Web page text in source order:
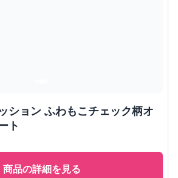
ション ふわもこチェック柄オ
ト
商品の詳細を見る